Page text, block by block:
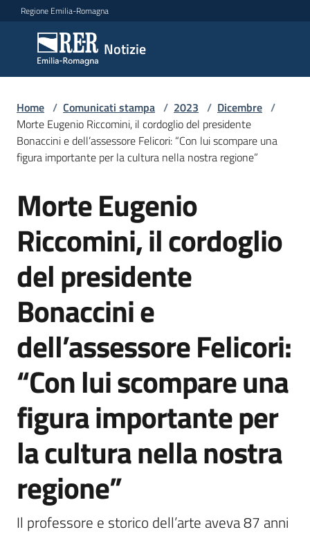
Vai al contenuto
Vai alla navigazione
Vai al footer
Regione Emilia-Romagna
Notizie
Notizie
Comunicati
stampa
Menu selezionato
Cerca
comunicato
Risorse
Agenzia
informazione
e
comunicazione
Seguici
su
Home / Comunicati stampa / 2023 / Dicembre /
Morte Eugenio Riccomini, il cordoglio del presidente
Bonaccini e dell’assessore Felicori: “Con lui scompare una
figura importante per la cultura nella nostra regione”
Salta al contenuto
Morte Eugenio
Riccomini, il cordoglio
del presidente
Bonaccini e
dell’assessore Felicori:
“Con lui scompare una
figura importante per
la cultura nella nostra
regione”
Il professore e storico dell’arte aveva 87 anni